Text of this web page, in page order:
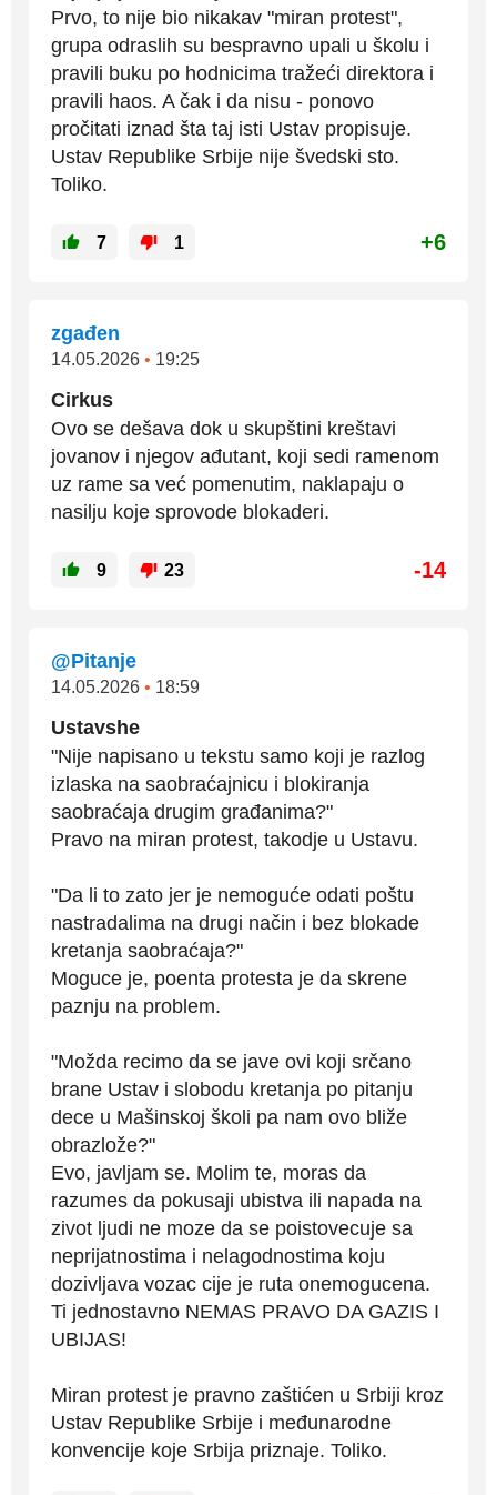
Prvo, to nije bio nikakav "miran protest",
grupa odraslih su bespravno upali u školu i
pravili buku po hodnicima tražeći direktora i
pravili haos. A čak i da nisu - ponovo
pročitati iznad šta taj isti Ustav propisuje.
Ustav Republike Srbije nije švedski sto.
Toliko.
7 1 +6
zgađen
14.05.2026 • 19:25
Cirkus
Ovo se dešava dok u skupštini kreštavi
jovanov i njegov ađutant, koji sedi ramenom
uz rame sa već pomenutim, naklapaju o
nasilju koje sprovode blokaderi.
9 23 -14
@Pitanje
14.05.2026 • 18:59
Ustavshe
"Nije napisano u tekstu samo koji je razlog
izlaska na saobraćajnicu i blokiranja
saobraćaja drugim građanima?"
Pravo na miran protest, takodje u Ustavu.
"Da li to zato jer je nemoguće odati poštu
nastradalima na drugi način i bez blokade
kretanja saobraćaja?"
Moguce je, poenta protesta je da skrene
paznju na problem.
"Možda recimo da se jave ovi koji srčano
brane Ustav i slobodu kretanja po pitanju
dece u Mašinskoj školi pa nam ovo bliže
obrazlože?"
Evo, javljam se. Molim te, moras da
razumes da pokusaji ubistva ili napada na
zivot ljudi ne moze da se poistovecuje sa
neprijatnostima i nelagodnostima koju
dozivljava vozac cije je ruta onemogucena.
Ti jednostavno NEMAS PRAVO DA GAZIS I
UBIJAS!
Miran protest je pravno zaštićen u Srbiji kroz
Ustav Republike Srbije i međunarodne
konvencije koje Srbija priznaje. Toliko.